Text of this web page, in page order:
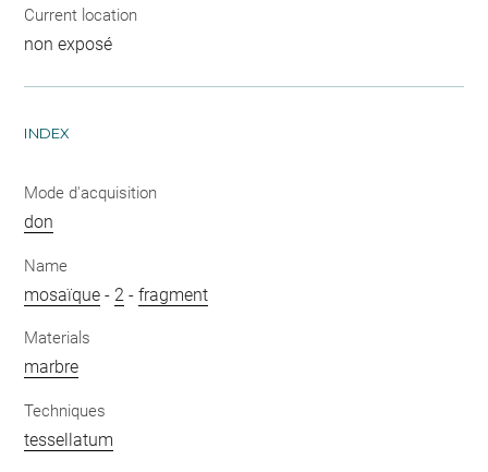
Current location
non exposé
INDEX
Mode d'acquisition
don
Name
mosaïque - 2 -fragment
Materials
marbre
Techniques
tessellatum